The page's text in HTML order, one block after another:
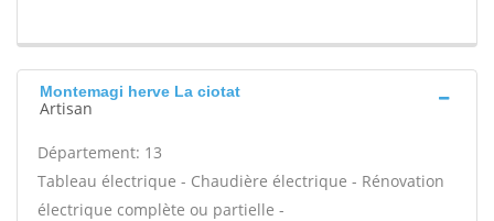
Montemagi herve La ciotat
Artisan
Département: 13
Tableau électrique - Chaudière électrique - Rénovation
électrique complète ou partielle -